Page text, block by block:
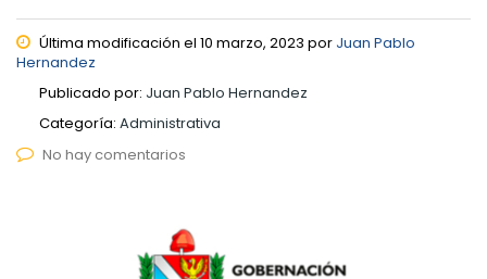
Última modificación el 10 marzo, 2023 por Juan Pablo
Hernandez
Publicado por: Juan Pablo Hernandez
Categoría: Administrativa
No hay comentarios